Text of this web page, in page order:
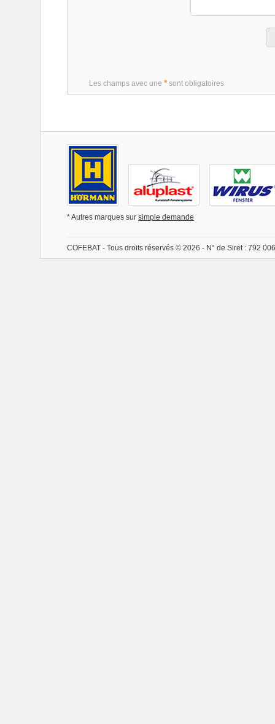
Les champs avec une *sont obligatoires
* Autres marques sur simple demande
COFEBAT - Tous droits réservés © 2026 - N° de Siret : 792